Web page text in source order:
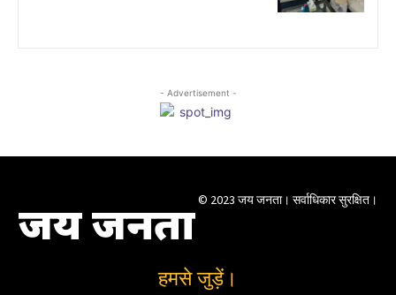
- Advertisement -
जय जनता © 2023 जय जनता। सर्वाधिकार सुरक्षित।
हमसे जुड़ें।